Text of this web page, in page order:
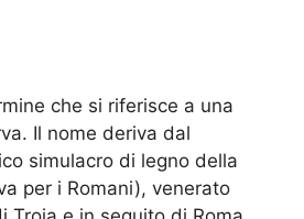
che si riferisce a una
Il nome deriva dal
simulacro di legno della
per i Romani), venerato